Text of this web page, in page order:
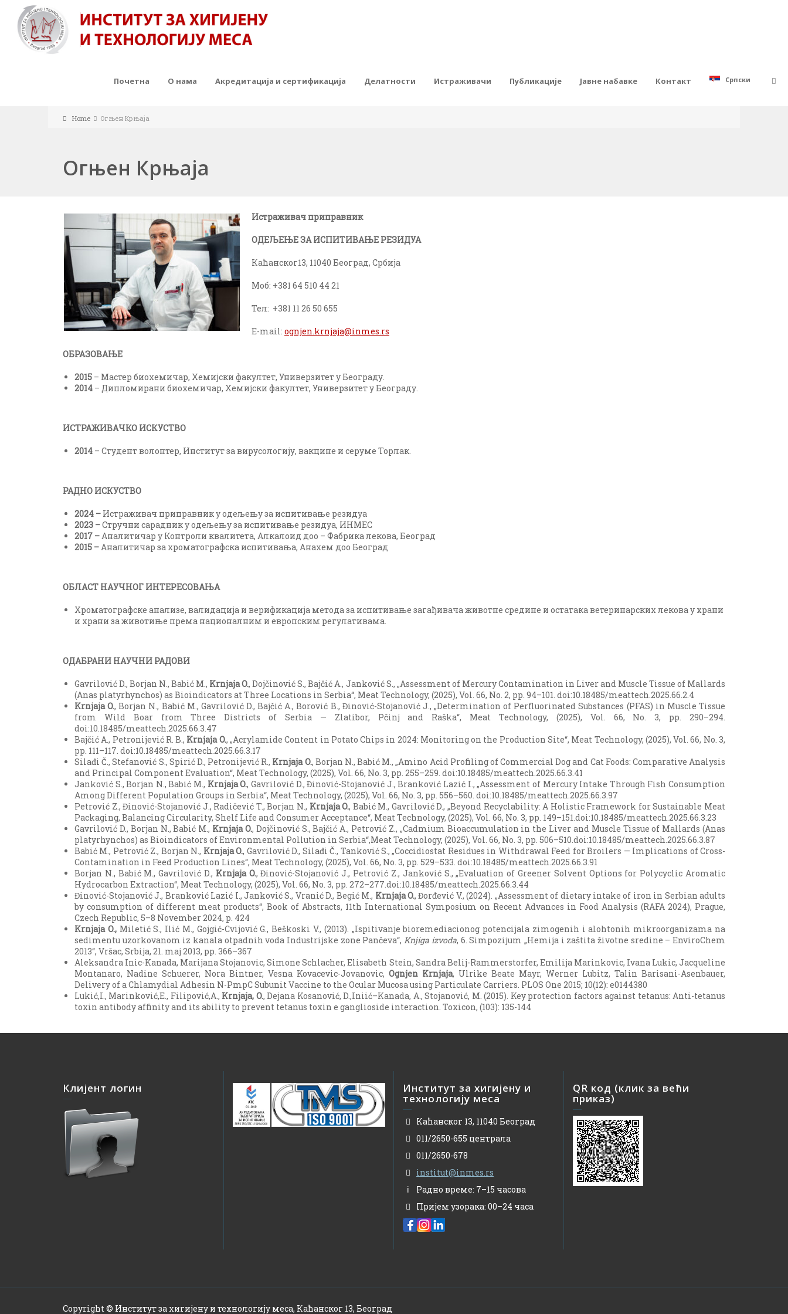
Почетна О нама Акредитација и сертификација Делатности Истраживачи Публикације Јавне набавке Контакт Српски
Home Огњен Крњаја
Огњен Крњаја
Истраживач приправник
ОДЕЉЕЊЕ ЗА ИСПИТИВАЊЕ РЕЗИДУА
Каћанског13, 11040 Београд, Србија
Моб: +381 64 510 44 21
Тел: +381 11 26 50 655
E-mail: ognjen.krnjaja@inmes.rs
ОБРАЗОВАЊЕ
2015 – Мастер биохемичар, Хемијски факултет, Универзитет у Београду.
2014 – Дипломирани биохемичар, Хемијски факултет, Универзитет у Београду.
ИСТРАЖИВАЧКО ИСКУСТВО
2014 – Студент волонтер, Институт за вирусологију, вакцине и серуме Торлак.
РАДНО ИСКУСТВО
2024 – Истраживач приправник у одељењу за испитивање резидуа
2023 –Стручни сарадник у одељењу за испитивање резидуа, ИНМЕС
2017 –Аналитичар у Контроли квалитета, Алкалоид доо – Фабрика лекова, Београд
2015 –Аналитичар за хроматографска испитивања, Анахем доо Београд
ОБЛАСТ НАУЧНОГ ИНТЕРЕСОВАЊА
Хроматографске анализе, валидација и верификација метода за испитивање загађивача животне средине и остатака ветеринарских лекова у храни
и храни за животиње према националним и европским регулативама.
ОДАБРАНИ НАУЧНИ РАДОВИ
Gavrilović D., Borjan N., Babić M., Krnjaja O., Dojčinović S., Bajčić A., Janković S., „Assessment of Mercury Contamination in Liver and Muscle Tissue of Mallards
(Anas platyrhynchos) as Bioindicators at Three Locations in Serbia“, Meat Technology, (2025), Vol. 66, No. 2, pp. 94–101. doi:10.18485/meattech.2025.66.2.4
Krnjaja O., Borjan N., Babić M., Gavrilović D., Bajčić A., Borović B., Đinović-Stojanović J., „Determination of Perfluorinated Substances (PFAS) in Muscle Tissue
from Wild Boar from Three Districts of Serbia — Zlatibor, Pčinj and Raška“, Meat Technology, (2025), Vol. 66, No. 3, pp. 290–294.
doi:10.18485/meattech.2025.66.3.47
Bajčić A., Petronijević R. B., Krnjaja O., „Acrylamide Content in Potato Chips in 2024: Monitoring on the Production Site“, Meat Technology, (2025), Vol. 66, No. 3,
pp. 111–117. doi:10.18485/meattech.2025.66.3.17
Silađi Č., Stefanović S., Spirić D., Petronijević R., Krnjaja O., Borjan N., Babić M., „Amino Acid Profiling of Commercial Dog and Cat Foods: Comparative Analysis
and Principal Component Evaluation“, Meat Technology, (2025), Vol. 66, No. 3, pp. 255–259. doi:10.18485/meattech.2025.66.3.41
Janković S., Borjan N., Babić M., Krnjaja O., Gavrilović D., Đinović-Stojanović J., Branković Lazić I., „Assessment of Mercury Intake Through Fish Consumption
Among Different Population Groups in Serbia“, Meat Technology, (2025), Vol. 66, No. 3, pp. 556–560. doi:10.18485/meattech.2025.66.3.97
Petrović Z., Đinović-Stojanović J., Radičević T., Borjan N., Krnjaja O., Babić M., Gavrilović D., „Beyond Recyclability: A Holistic Framework for Sustainable Meat
Packaging, Balancing Circularity, Shelf Life and Consumer Acceptance“, Meat Technology, (2025), Vol. 66, No. 3, pp. 149–151.doi:10.18485/meattech.2025.66.3.23
Gavrilović D., Borjan N., Babić M., Krnjaja O., Dojčinović S., Bajčić A., Petrović Z., „Cadmium Bioaccumulation in the Liver and Muscle Tissue of Mallards (Anas
platyrhynchos) as Bioindicators of Environmental Pollution in Serbia“,Meat Technology, (2025), Vol. 66, No. 3, pp. 506–510.doi:10.18485/meattech.2025.66.3.87
Babić M., Petrović Z., Borjan N., Krnjaja O., Gavrilović D., Silađi Č., Tanković S., „Coccidiostat Residues in Withdrawal Feed for Broilers — Implications of Cross-
Contamination in Feed Production Lines“, Meat Technology, (2025), Vol. 66, No. 3, pp. 529–533. doi:10.18485/meattech.2025.66.3.91
Borjan N., Babić M., Gavrilović D., Krnjaja O., Đinović-Stojanović J., Petrović Z., Janković S., „Evaluation of Greener Solvent Options for Polycyclic Aromatic
Hydrocarbon Extraction“, Meat Technology, (2025), Vol. 66, No. 3, pp. 272–277.doi:10.18485/meattech.2025.66.3.44
Đinović-Stojanović J., Branković Lazić I., Janković S., Vranić D., Begić M., Krnjaja O., Đorđević V., (2024). „Assessment of dietary intake of iron in Serbian adults
by consumption of different meat products“, Book of Abstracts, 11th International Symposium on Recent Advances in Food Analysis (RAFA 2024), Prague,
Czech Republic, 5–8 November 2024, p. 424
Krnjaja O., Miletić S., Ilić M., Gojgić-Cvijović G., Beškoski V., (2013). „Ispitivanje bioremediacionog potencijala zimogenih i alohtonih mikroorganizama na
sedimentu uzorkovanom iz kanala otpadnih voda Industrijske zone Pančeva“,Knjiga izvoda, 6. Simpozijum „Hemija i zaštita životne sredine – EnviroChem
2013“, Vršac, Srbija, 21. maj 2013, pp. 366–367
Aleksandra Inic-Kanada, Marijana Stojanovic, Simone Schlacher, Elisabeth Stein, Sandra Belij-Rammerstorfer, Emilija Marinkovic, Ivana Lukic, Jacqueline
Montanaro, Nadine Schuerer, Nora Bintner, Vesna Kovacevic-Jovanovic, Ognjen Krnjaja, Ulrike Beate Mayr, Werner Lubitz, Talin Barisani-Asenbauer,
Delivery of a Chlamydial Adhesin N-PmpC Subunit Vaccine to the Ocular Mucosa using Particulate Carriers. PLOS One 2015; 10(12): e0144380
Lukić,I., Marinković,E., Filipović,A., Krnjaja, O., Dejana Kosanović, D.,Iniić–Kanada, A., Stojanović, M. (2015). Key protection factors against tetanus: Anti-tetanus
toxin antibody affinity and its ability to prevent tetanus toxin e ganglioside interaction. Toxicon, (103): 135-144
Клијент логин Институт за хигијену и
технологију меса
Каћанског 13, 11040 Београд
011/2650-655 централа
011/2650-678
institut@inmes.rs
Радно време: 7–15 часова
Пријем узорака: 00–24 часа
QR код (клик за већи
приказ)
Copyright © Институт за хигијену и технологију меса, Каћанског 13, Београд